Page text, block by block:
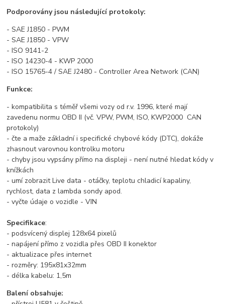
Podporovány jsou následující protokoly:
- SAE J1850 - PWM
- SAE J1850 - VPW
- ISO 9141-2
- ISO 14230-4 - KWP 2000
- ISO 15765-4 / SAE J2480 - Controller Area Network (CAN)
Funkce:
- kompatibilita s téměř všemi vozy od r.v. 1996, které mají
zavedenu normu OBD II (vč. VPW, PWM, ISO, KWP2000 CAN
protokoly)
- čte a maže základní i specifické chybové kódy (DTC), dokáže
zhasnout varovnou kontrolku motoru
- chyby jsou vypsány přímo na displeji - není nutné hledat kódy v
knížkách
- umí zobrazit Live data - otáčky, teplotu chladicí kapaliny,
rychlost, data z lambda sondy apod.
- vyčte údaje o vozidle - VIN
Specifikace:
- podsvícený displej 128x64 pixelů
- napájení přímo z vozidla přes OBD II konektor
- aktualizace přes internet
- rozměry: 195x81x32mm
- délka kabelu: 1,5m
Balení obsahuje: